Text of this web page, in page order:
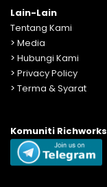
Lain-Lain
Tentang Kami
> Media
> Hubungi Kami
> Privacy Policy
> Terma & Syarat
Komuniti Richworks